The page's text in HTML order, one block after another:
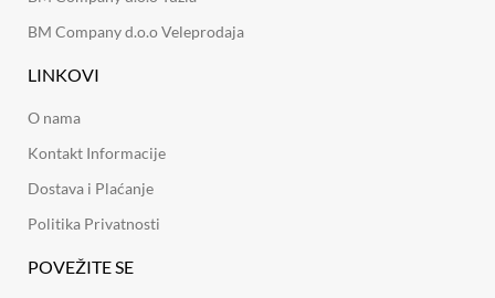
BM Company d.o.o Veleprodaja
LINKOVI
O nama
Kontakt Informacije
Dostava i Plaćanje
Politika Privatnosti
POVEŽITE SE